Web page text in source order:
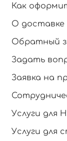
Как
О доставке
Обратный
Задать
Заявка на
Услуги для
Услуги для